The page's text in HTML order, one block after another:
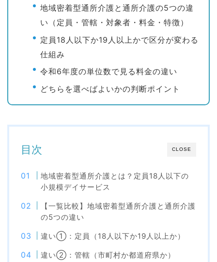
地域密着型通所介護と通所介護の5つの違
い（定員・管轄・対象者・料金・特徴）
定員18人以下か19人以上かで区分が変わる
仕組み
令和6年度の単位数で見る料金の違い
どちらを選べばよいかの判断ポイント
CLOSE
目次
地域密着型通所介護とは？定員18人以下の
小規模デイサービス
【一覧比較】地域密着型通所介護と通所介護
の5つの違い
違い①：定員（18人以下か19人以上か）
違い②：管轄（市町村か都道府県か）